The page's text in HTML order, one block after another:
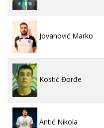
Jovanović Marko
Kostić Đorđe
Antić Nikola